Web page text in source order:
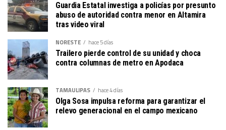
Guardia Estatal investiga a policías por presunto
abuso de autoridad contra menor en Altamira
tras video viral
NORESTE hace 5 días
Trailero pierde control de su unidad y choca
contra columnas de metro en Apodaca
TAMAULIPAS hace 4 días
Olga Sosa impulsa reforma para garantizar el
relevo generacional en el campo mexicano